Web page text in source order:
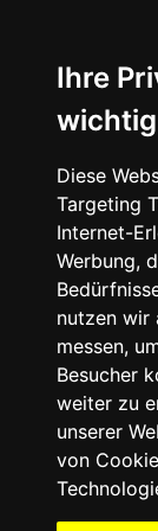
Ihre
wichtig
Diese
Targeting
Internet-
Werbung,
nutzen wir
messen,
Besucher
weiter zu
unserer
von